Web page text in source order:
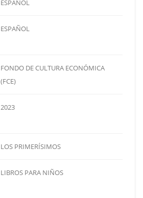
ESPAÑOL
ESPAÑOL
FONDO DE CULTURA ECONÓMICA
(FCE)
2023
LOS PRIMERÍSIMOS
LIBROS PARA NIÑOS